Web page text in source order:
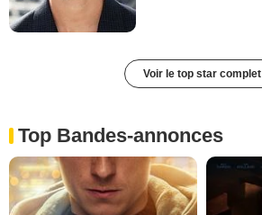
Voir le top star complet
Top Bandes-annonces